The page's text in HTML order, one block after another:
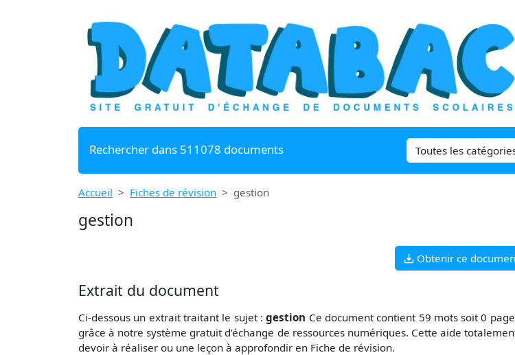
Rechercher dans 511078 documents
Accueil Fiches de révision gestion
gestion
Obtenir ce
Extrait du document
Ci-dessous un extrait traitant le sujet :gestion Ce document contient 59 mots soit 0
grâce à notre système gratuit d’échange de ressources numériques. Cette aide
devoir à réaliser ou une leçon à approfondir en Fiche de révision.